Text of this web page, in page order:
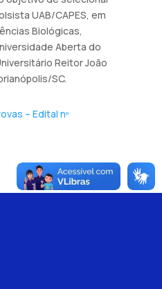
UAB/CAPES, em
Biológicas,
Aberta do
Reitor João
SC.
– Edital nº